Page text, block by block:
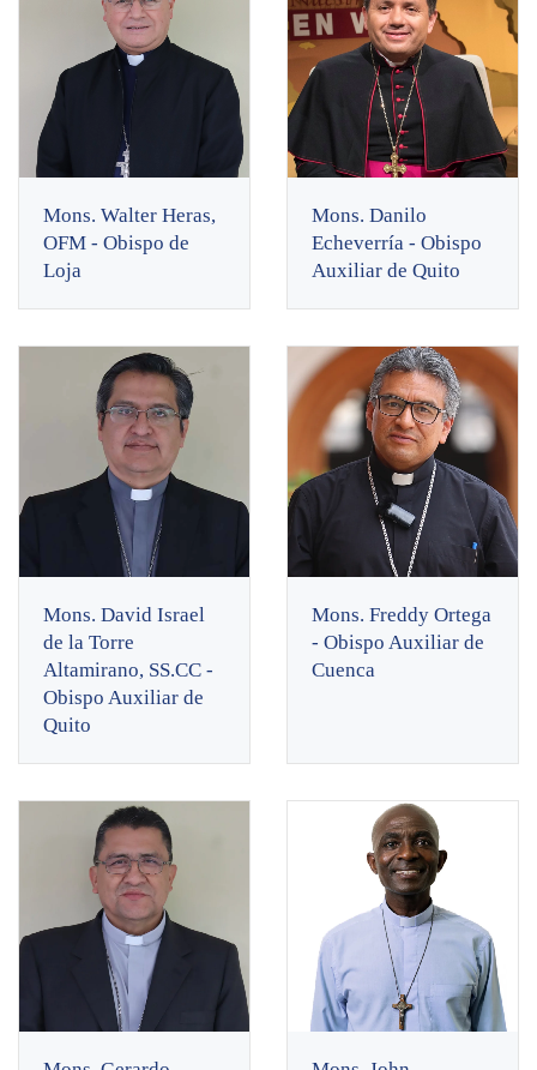
Mons. Walter Heras,
OFM - Obispo de
Loja
Mons. Danilo
Echeverría - Obispo
Auxiliar de Quito
Mons. David Israel
de la Torre
Altamirano, SS.CC -
Obispo Auxiliar de
Quito
Mons. Freddy Ortega
- Obispo Auxiliar de
Cuenca